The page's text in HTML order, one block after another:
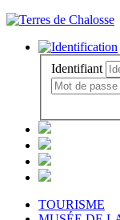
Identifiant
TOURISME